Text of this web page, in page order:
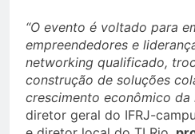
“O evento é voltado para
empreendedores e
networking qualificado,
construção de soluções
crescimento econômico da
diretor geral do IFRJ-